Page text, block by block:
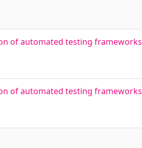
of automated testing frameworks
of automated testing frameworks